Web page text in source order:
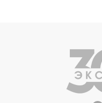
множество
совсем недавно
что ботокс
депрессией.